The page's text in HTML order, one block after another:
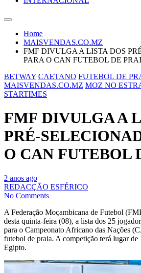
Home
MAISVENDAS.CO.MZ
FMF DIVULGA A LISTA DOS
PARA O CAN FUTEBOL DE
BETWAY CAETANO FUTEBOL DE
MAISVENDAS.CO.MZ MOZ NO
STARTIMES
FMF DIVULGA A
PRÉ-
O CAN FUTEBOL
2 anos ago
REDACÇÃO ESFÉRICO
No Comments
A Federação Moçambicana de Futebol
desta quinta-feira (08), a lista dos 25
para o Campeonato Africano das Nações
futebol de praia. A competição terá lugar
Egipto.